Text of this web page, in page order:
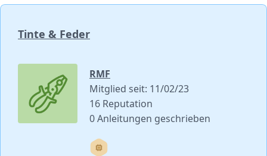
Tinte & Feder
RMF
Mitglied seit: 11/02/23
16 Reputation
0 Anleitungen geschrieben